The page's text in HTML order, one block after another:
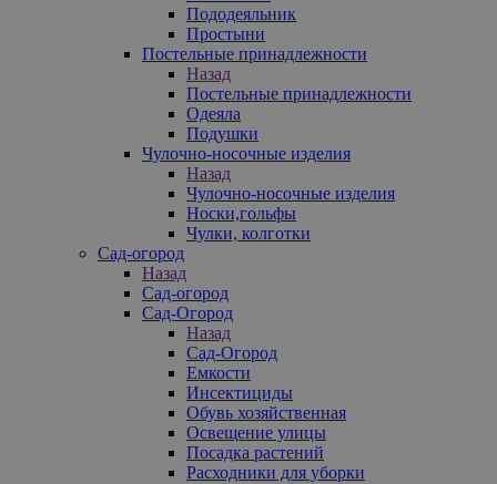
Пододеяльник
Простыни
Постельные принадлежности
Назад
Постельные принадлежности
Одеяла
Подушки
Чулочно-носочные изделия
Назад
Чулочно-носочные изделия
Носки,гольфы
Чулки, колготки
Сад-огород
Назад
Сад-огород
Сад-Огород
Назад
Сад-Огород
Емкости
Инсектициды
Обувь хозяйственная
Освещение улицы
Посадка растений
Расходники для уборки